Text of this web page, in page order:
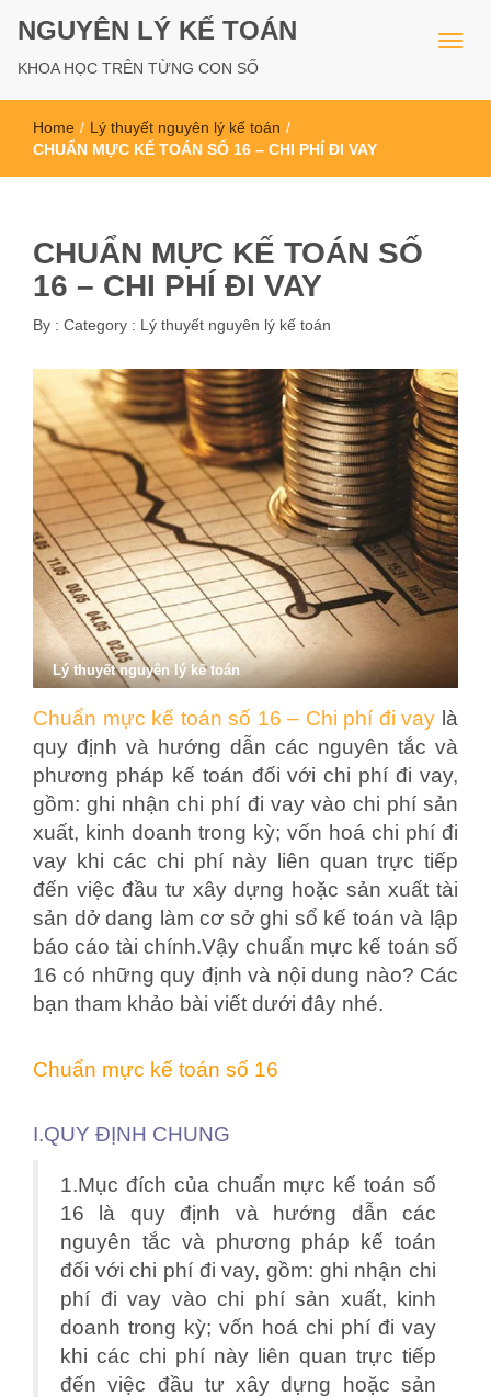
NGUYÊN LÝ KẾ TOÁN
KHOA HỌC TRÊN TỪNG CON SỐ
Home / Lý thuyết nguyên lý kế toán /
CHUẨN MỰC KẾ TOÁN SỐ 16 – CHI PHÍ ĐI VAY
CHUẨN MỰC KẾ TOÁN SỐ
16 – CHI PHÍ ĐI VAY
By : Category : Lý thuyết nguyên lý kế toán
Lý thuyết nguyên lý kế toán
Chuẩn mực kế toán số 16 – Chi phí đi vay là
quy định và hướng dẫn các nguyên tắc và
phương pháp kế toán đối với chi phí đi vay,
gồm: ghi nhận chi phí đi vay vào chi phí sản
xuất, kinh doanh trong kỳ; vốn hoá chi phí đi
vay khi các chi phí này liên quan trực tiếp
đến việc đầu tư xây dựng hoặc sản xuất tài
sản dở dang làm cơ sở ghi sổ kế toán và lập
báo cáo tài chính.Vậy chuẩn mực kế toán số
16 có những quy định và nội dung nào? Các
bạn tham khảo bài viết dưới đây nhé.
Chuẩn mực kế toán số 16
I.QUY ĐỊNH CHUNG
1.Mục đích của chuẩn mực kế toán số
16 là quy định và hướng dẫn các
nguyên tắc và phương pháp kế toán
đối với chi phí đi vay, gồm: ghi nhận chi
phí đi vay vào chi phí sản xuất, kinh
doanh trong kỳ; vốn hoá chi phí đi vay
khi các chi phí này liên quan trực tiếp
đến việc đầu tư xây dựng hoặc sản